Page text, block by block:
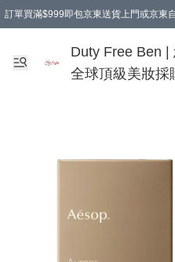
訂單買滿$999即包京東送貨上門或京東
Duty Free Ben |
全球頂級美妝採